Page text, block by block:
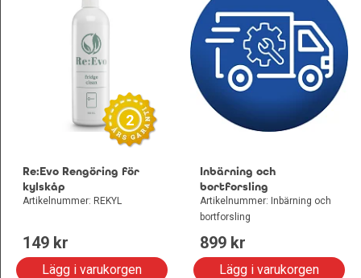
2
Re:Evo Rengöring för
kylskåp
Artikelnummer: REKYL
149 kr
Lägg i varukorgen
Inbärning och
bortforsling
Artikelnummer: Inbärning och
bortforsling
899 kr
Lägg i varukorgen